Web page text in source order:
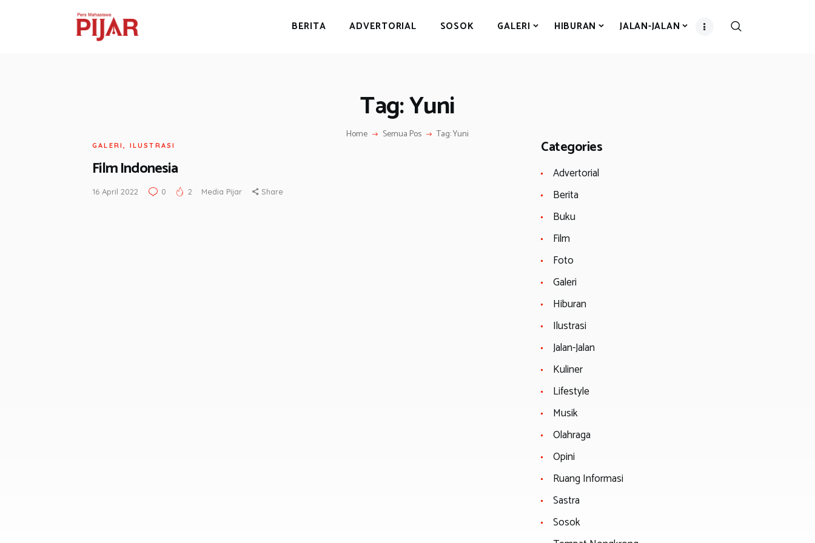
BERITA ADVERTORIAL SOSOK GALERI HIBURAN JALAN-JALAN
Tag: Yuni
Home Semua Pos Tag: Yuni
ADVERTORIAL
JALAN-JALAN
OLAHRAGA
GALERI, ILUSTRASI
Film Indonesia
16 April 2022 0 2 Media Pijar Share
Categories
Advertorial
Berita
Buku
Film
Foto
Galeri
Hiburan
Ilustrasi
Jalan-Jalan
Kuliner
Lifestyle
Musik
Olahraga
Opini
Ruang Informasi
Sastra
Sosok